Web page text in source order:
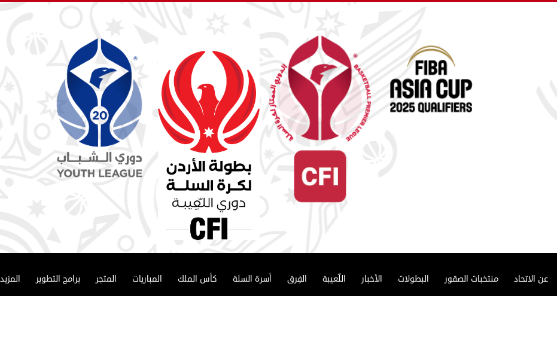
عن الاتحاد منتخبات الصقور البطولات الأخبار اللّعيبة الفِرق أسرة السلة كأس الملك المباريات المتجر برامج التطوير المزيد